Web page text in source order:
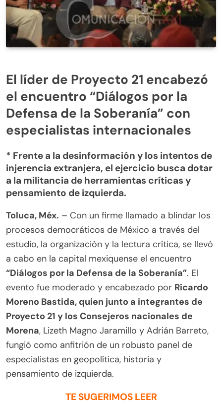
El líder de Proyecto 21 encabezó
el encuentro “Diálogos por la
Defensa de la Soberanía” con
especialistas internacionales
* Frente a la desinformación y los intentos de
injerencia extranjera, el ejercicio busca dotar
a la militancia de herramientas críticas y
pensamiento de izquierda.
Toluca, Méx. – Con un firme llamado a blindar los
procesos democráticos de México a través del
estudio, la organización y la lectura crítica, se llevó
a cabo en la capital mexiquense el encuentro
“Diálogos por la Defensa de la Soberanía”. El
evento fue moderado y encabezado por Ricardo
Moreno Bastida, quien junto a integrantes de
Proyecto 21 y los Consejeros nacionales de
Morena, Lizeth Magno Jaramillo y Adrián Barreto,
fungió como anfitrión de un robusto panel de
especialistas en geopolítica, historia y
pensamiento de izquierda.
TE SUGERIMOS LEER